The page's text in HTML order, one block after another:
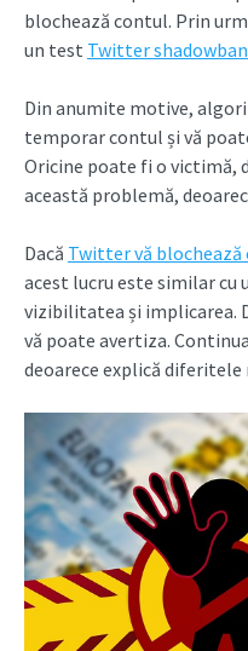
blochează contul. Prin
un test Twitter shadowban
Din anumite motive,
temporar contul și vă
Oricine poate fi o victimă,
această problemă,
Dacă Twitter vă
acest lucru este similar cu
vizibilitatea și implicarea.
vă poate avertiza.
deoarece explică diferitele